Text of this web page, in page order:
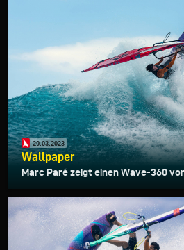
29.03.2023
Wallpaper
Marc Paré zeigt einen Wave-360